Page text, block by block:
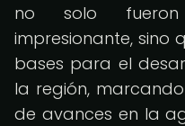
no solo
impresionante, sino
bases para el
la región,
de avances en la